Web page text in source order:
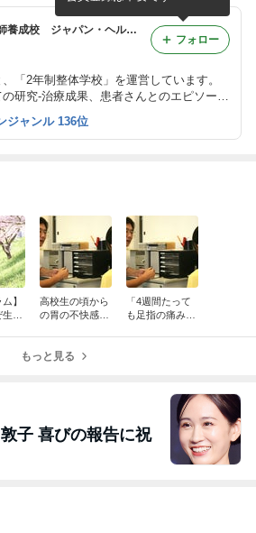
【大阪】 整体師養成校 ジャパン・ヘルスサイエンス専門学院 JHSC整体治療室 = 公式ブログ
「2年制整体学校」を運営しています。
研究-治療成果、患者さんとのエピソー
は専用メールか06-6180-6880までお電話
フォロー
ジャンル 136位
】
え
高校生の頃から
の胃の不快感と
敏性大腸症候群
「4週間たって
も足指の痛みが
もっと見る
子 喜びの報告に祝